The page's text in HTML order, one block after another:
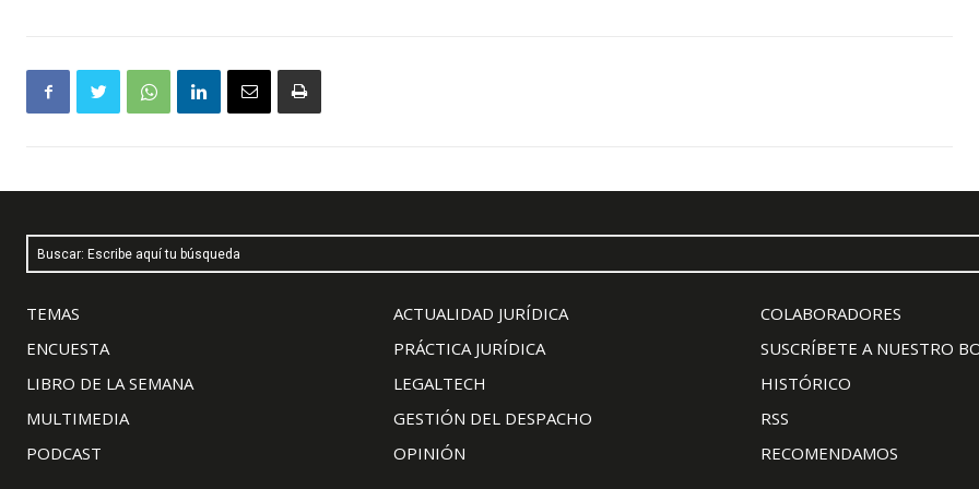
Buscar: Escribe aquí tu búsqueda
TEMAS
ENCUESTA
LIBRO DE LA SEMANA
MULTIMEDIA
PODCAST
ACTUALIDAD JURÍDICA
PRÁCTICA JURÍDICA
LEGALTECH
GESTIÓN DEL DESPACHO
OPINIÓN
COLABORADORES
SUSCRÍBETE A NUESTRO
HISTÓRICO
RSS
RECOMENDAMOS